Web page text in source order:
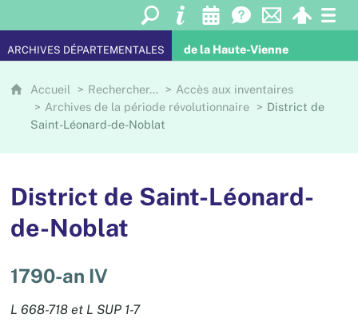
ARCHIVES DÉPARTEMENTALES de la Haute-Vienne
Accueil Rechercher…
Accès aux inventaires
Archives de la période révolutionnaire
District de
Saint-Léonard-de-Noblat
District de Saint-Léonard-
de-Noblat
1790-an IV
L 668-718 et L SUP 1-7